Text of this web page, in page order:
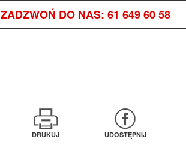
ZADZWOŃ DO NAS: 61 649 60 58
DRUKUJ UDOSTĘPNIJ